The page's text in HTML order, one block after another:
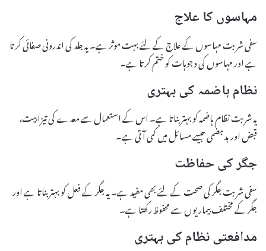
مہاسوں کا علاج
سفی شربت مہاسوں کے علاج کے لئے بہت موثر ہے۔ یہ جلد کی اندرونی صفائی کرتا
ہے اور مہاسوں کی وجوہات کو ختم کرتا ہے۔
نظام ہاضمہ کی بہتری
یہ شربت نظام ہاضمہ کو بہتر بناتا ہے۔ اس کے استعمال سے معدے کی تیزابیت،
قبض اور بدہضمی جیسے مسائل میں کمی آتی ہے۔
جگر کی حفاظت
سفی شربت جگر کی صحت کے لئے بھی مفید ہے۔ یہ جگر کے فعل کو بہتر بناتا ہے اور
جگر کے مختلف بیماریوں سے محفوظ رکھتا ہے۔
مدافعتی نظام کی بہتری